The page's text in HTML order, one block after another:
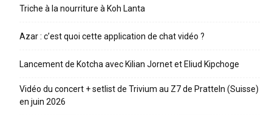
Triche à la nourriture à Koh Lanta
Azar : c’est quoi cette application de chat vidéo ?
Lancement de Kotcha avec Kilian Jornet et Eliud Kipchoge
Vidéo du concert + setlist de Trivium au Z7 de Pratteln (Suisse)
en juin 2026